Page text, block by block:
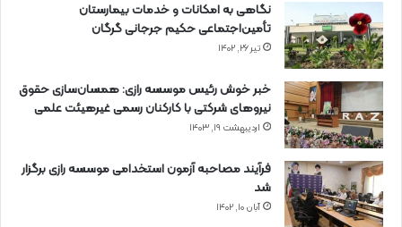
نگاهی به امکانات و خدمات بیمارستان
تأمین‌اجتماعی حکیم جرجانی گرگان
تیر ۲۶, ۱۴۰۲
خبر خوش رئیس موسسه رازی: همسان‌سازی حقوق
نیروهای شرکتی با کارکنان رسمی غیرهیئت علمی
اردیبهشت ۱۹, ۱۴۰۳
فرآیند مصاحبه آزمون استخدامی موسسه رازی برگزار
شد
آبان ۱۰, ۱۴۰۲